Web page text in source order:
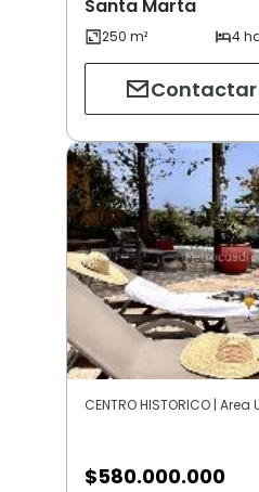
Santa Marta
Contactar
$580.000.000